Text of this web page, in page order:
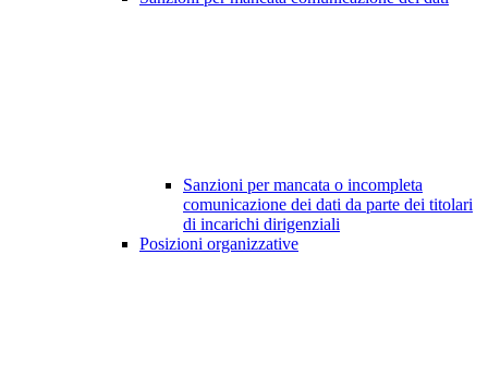
Sanzioni per mancata o incompleta
comunicazione dei dati da parte dei titolari
di incarichi dirigenziali
Posizioni organizzative